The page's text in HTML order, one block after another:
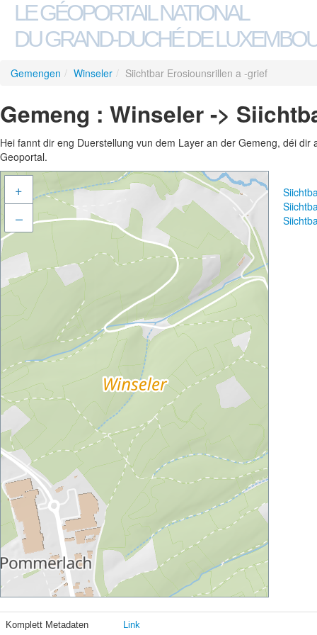
LE GÉOPORTAIL NATIONAL
DU GRAND-DUCHÉ DE
Gemengen / Winseler / Siichtbar Erosiounsrillen a -grief
Gemeng : Winseler ->
Hei fannt dir eng Duerstellung vun dem Layer an der Gemeng, déi
Geoportal.
+
–
Komplett Metadaten Link